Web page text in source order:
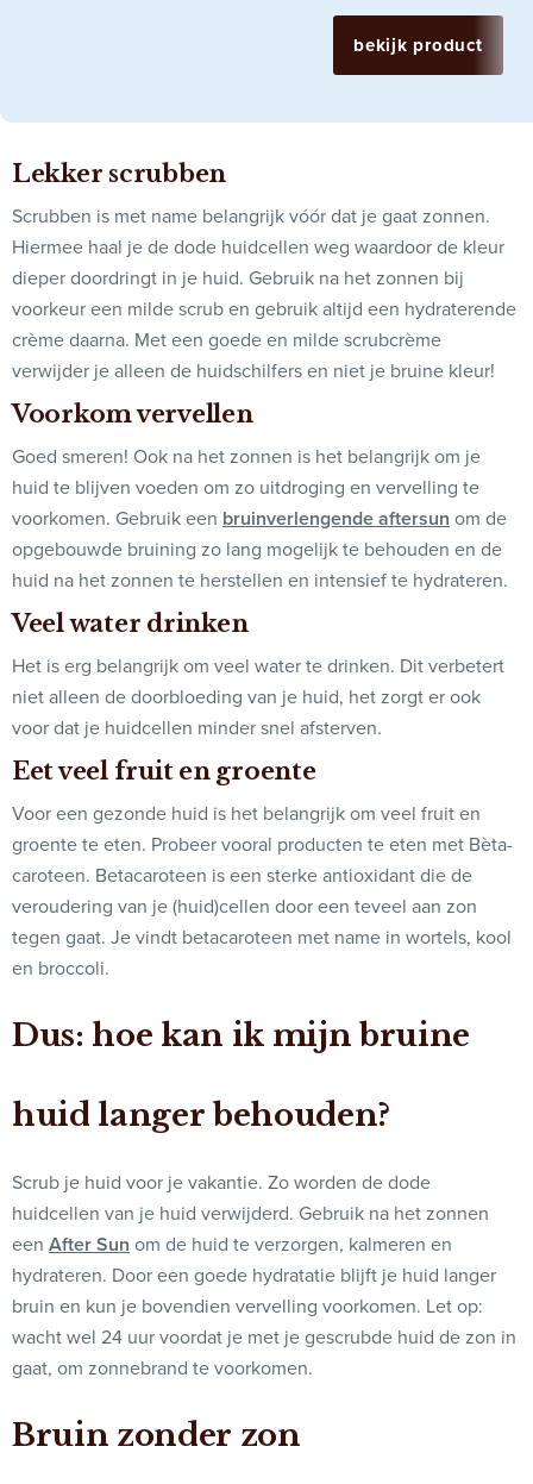
bekijk product
Lekker scrubben
Scrubben is met name belangrijk vóór dat je gaat zonnen.
Hiermee haal je de dode huidcellen weg waardoor de kleur
dieper doordringt in je huid. Gebruik na het zonnen bij
voorkeur een milde scrub en gebruik altijd een hydraterende
crème daarna. Met een goede en milde scrubcrème
verwijder je alleen de huidschilfers en niet je bruine kleur!
Voorkom vervellen
Goed smeren! Ook na het zonnen is het belangrijk om je
huid te blijven voeden om zo uitdroging en vervelling te
voorkomen. Gebruik een bruinverlengende aftersun om de
opgebouwde bruining zo lang mogelijk te behouden en de
huid na het zonnen te herstellen en intensief te hydrateren.
Veel water drinken
Het is erg belangrijk om veel water te drinken. Dit verbetert
niet alleen de doorbloeding van je huid, het zorgt er ook
voor dat je huidcellen minder snel afsterven.
Eet veel fruit en groente
Voor een gezonde huid is het belangrijk om veel fruit en
groente te eten. Probeer vooral producten te eten met Bèta-
caroteen. Betacaroteen is een sterke antioxidant die de
veroudering van je (huid)cellen door een teveel aan zon
tegen gaat. Je vindt betacaroteen met name in wortels, kool
en broccoli.
Dus: hoe kan ik mijn bruine
huid langer behouden?
Scrub je huid voor je vakantie. Zo worden de dode
huidcellen van je huid verwijderd. Gebruik na het zonnen
een After Sun om de huid te verzorgen, kalmeren en
hydrateren. Door een goede hydratatie blijft je huid langer
bruin en kun je bovendien vervelling voorkomen. Let op:
wacht wel 24 uur voordat je met je gescrubde huid de zon in
gaat, om zonnebrand te voorkomen.
Bruin zonder zon